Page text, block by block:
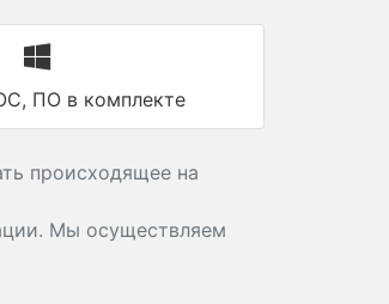
ПО в комплекте
происходящее на
Мы осуществляем